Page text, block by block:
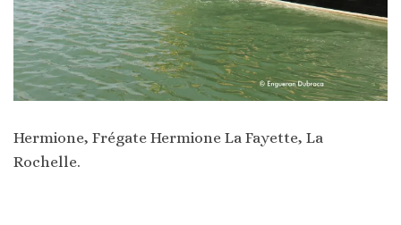
Hermione, Frégate Hermione La Fayette, La
Rochelle.